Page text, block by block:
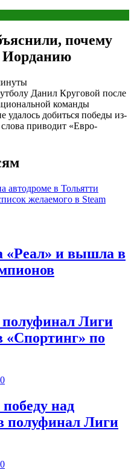
почему
Иорданию
Данил Круговой после
команды
удалось добиться победы из-
приводит «Евро-
автодроме в Тольятти
желаемого в Steam
«Реал» и вышла в
Лиги
«Спортинг» по
0
над
полуфинал Лиги
0